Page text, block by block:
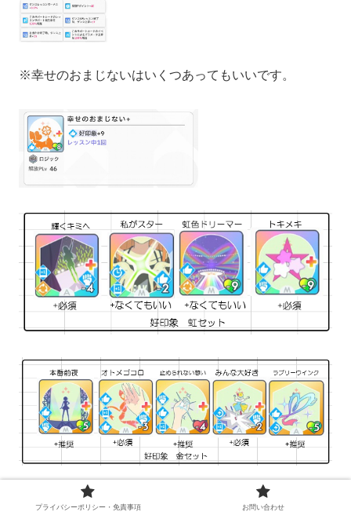
※幸せのおまじないはいくつあってもいいです。
以上のスキルから抜けているものを補いつつ、以下のス
プライバシーポリシー・免責事項 お問い合わせ